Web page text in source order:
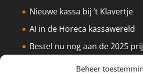
Beheer
Nieuwe kassa bij ’t Klavertje
AI in de Horeca kassawereld
Bestel nu nog aan de 2025
Safran Palace start met nieuw